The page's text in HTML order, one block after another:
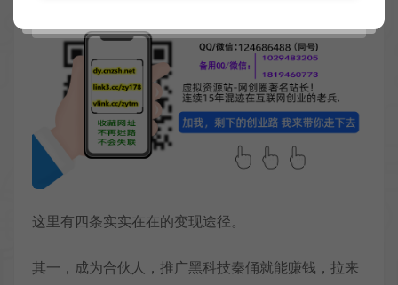
这里有四条实实在在的变现途径。
其一，成为合伙人，推广黑科技秦俑就能赚钱，拉来